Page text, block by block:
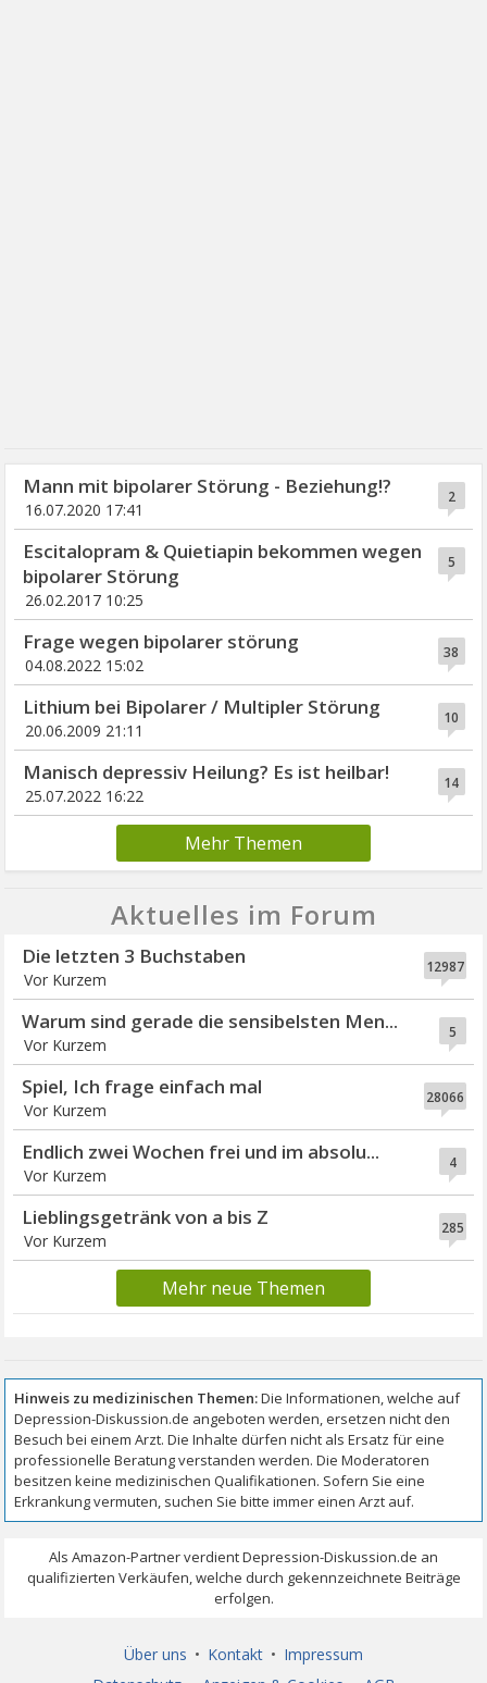
2
Mann mit bipolarer Störung - Beziehung!?
16.07.2020 17:41
5
Escitalopram & Quietiapin bekommen wegen
bipolarer Störung
26.02.2017 10:25
38
Frage wegen bipolarer störung
04.08.2022 15:02
10
Lithium bei Bipolarer / Multipler Störung
20.06.2009 21:11
14
Manisch depressiv Heilung? Es ist heilbar!
25.07.2022 16:22
Mehr Themen
Aktuelles im Forum
12987
Die letzten 3 Buchstaben
Vor Kurzem
5
Warum sind gerade die sensibelsten Men...
Vor Kurzem
28066
Spiel, Ich frage einfach mal
Vor Kurzem
4
Endlich zwei Wochen frei und im absolu...
Vor Kurzem
285
Lieblingsgetränk von a bis Z
Vor Kurzem
Mehr neue Themen
Über uns • Kontakt • Impressum